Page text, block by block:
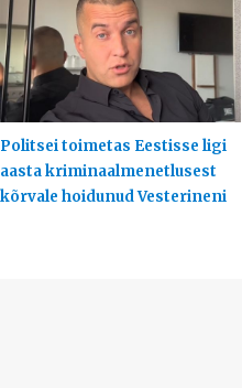
Politsei toimetas Eestisse ligi
aasta kriminaalmenetlusest
kõrvale hoidunud Vesterineni